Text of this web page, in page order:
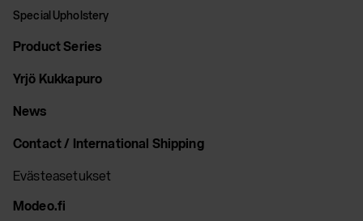
Special Upholstery
Product Series
Yrjö Kukkapuro
News
Contact / International Shipping
Evästeasetukset
Modeo.fi